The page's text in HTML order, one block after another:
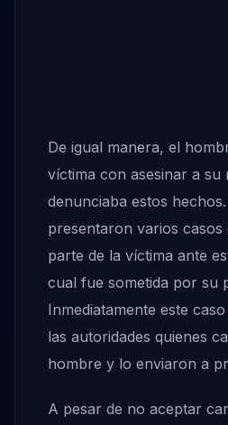
De igual manera, el
víctima con asesinar a su
denunciaba estos
presentaron varios casos
parte de la víctima ante
cual fue sometida por su
Inmediatamente este
las autoridades quienes
hombre y lo enviaron a
A pesar de no aceptar